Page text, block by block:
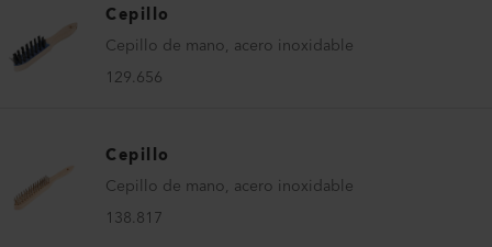
Cepillo
Cepillo de mano, acero inoxidable
129.656
Cepillo
Cepillo de mano, acero inoxidable
138.817